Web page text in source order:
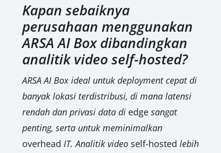
Kapan sebaiknya
perusahaan menggunakan
ARSA AI Box dibandingkan
analitik video self-hosted?
ARSA AI Box ideal untuk deployment cepat di
banyak lokasi terdistribusi, di mana latensi
rendah dan privasi data di edgesangat
penting, serta untuk meminimalkan
overhead IT. Analitik video self-hosted lebih